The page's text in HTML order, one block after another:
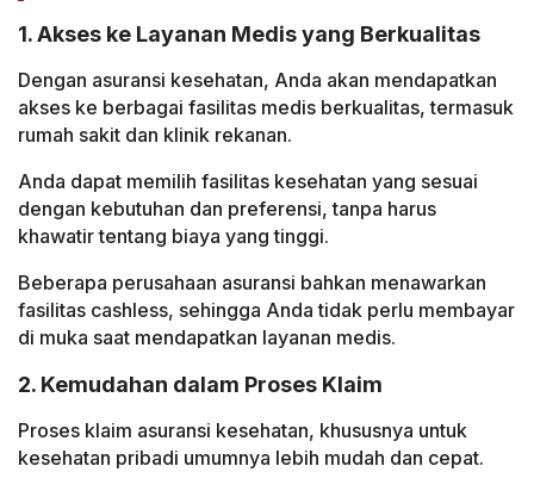
1. Akses ke Layanan Medis yang Berkualitas
Dengan asuransi kesehatan, Anda akan mendapatkan
akses ke berbagai fasilitas medis berkualitas, termasuk
rumah sakit dan klinik rekanan.
Anda dapat memilih fasilitas kesehatan yang sesuai
dengan kebutuhan dan preferensi, tanpa harus
khawatir tentang biaya yang tinggi.
Beberapa perusahaan asuransi bahkan menawarkan
fasilitas cashless, sehingga Anda tidak perlu membayar
di muka saat mendapatkan layanan medis.
2. Kemudahan dalam Proses Klaim
Proses klaim asuransi kesehatan, khususnya untuk
kesehatan pribadi umumnya lebih mudah dan cepat.